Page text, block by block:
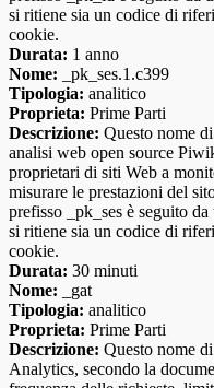
si ritiene sia un codice di
cookie.
Durata: 1 anno
Nome: _pk_ses.1.c399
Tipologia: analitico
Proprieta: Prime Parti
Descrizione: Questo nome
analisi web open source
proprietari di siti Web a
misurare le prestazioni del
prefisso _pk_ses è seguito
si ritiene sia un codice di
cookie.
Durata: 30 minuti
Nome: _gat
Tipologia: analitico
Proprieta: Prime Parti
Descrizione: Questo nome
Analytics, secondo la